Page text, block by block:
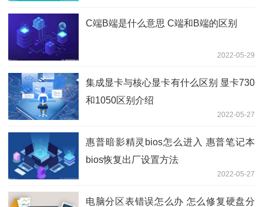
C端B端是什么意思 C端和B端的区别
2022-05-29
集成显卡与核心显卡有什么区别 显卡730
和1050区别介绍
2022-05-27
惠普暗影精灵bios怎么进入 惠普笔记本
bios恢复出厂设置方法
2022-05-27
电脑分区表错误怎么办 怎么修复硬盘分